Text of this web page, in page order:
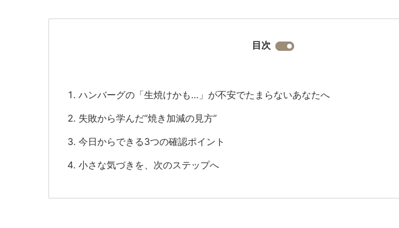
目次
ハンバーグの「生焼けかも…」が不安でたまらないあなたへ
失敗から学んだ“焼き加減の見方”
今日からできる3つの確認ポイント
小さな気づきを、次のステップへ